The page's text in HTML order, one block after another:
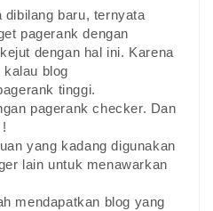
baru, ternyata
pagerank dengan
dengan hal ini. Karena
blog
tinggi.
pagerank checker. Dan
yang kadang digunakan
lain untuk menawarkan
mendapatkan blog yang